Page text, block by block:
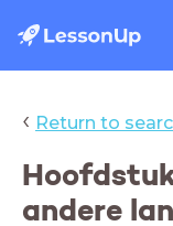
‹ Return to
andere